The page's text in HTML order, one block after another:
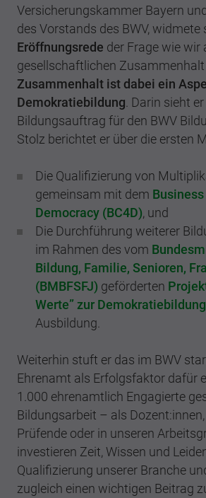
Versicherungskammer Bayern
des Vorstands des BWV, widmete
Eröffnungsrede der Frage wie wir
gesellschaftlichen Zusammenhalt
Zusammenhalt ist dabei ein
Demokratiebildung . Darin sieht
Bildungsauftrag für den BWV
Stolz berichtet er über die ersten
Die Qualifizierung von
gemeinsam mit dem
Democracy (BC4D), und
Die Durchführung weiterer
im Rahmen des vom
Bildung, Familie, Senioren,
(BMBFSFJ) geförderten
Werte” zur Demokratiebildung
Ausbildung.
Weiterhin stuft er das im BWV
Ehrenamt als Erfolgsfaktor dafür
1.000 ehrenamtlich Engagierte
Bildungsarbeit – als
Prüfende oder in unseren
investieren Zeit, Wissen und
Qualifizierung unserer Branche
zugleich einen wichtigen Beitrag